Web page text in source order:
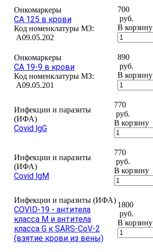
Онкомаркеры
CA 125 в крови
Код номенклатуры МЗ:
A09.05.202
700
руб.
В корзину
Онкомаркеры
CA 19-9 в крови
Код номенклатуры МЗ:
A09.05.201
890
руб.
В корзину
Инфекции и паразиты
(ИФА)
Covid lgG
770
руб.
В корзину
Инфекции и паразиты
(ИФА)
Covid lgM
770
руб.
В корзину
Инфекции и паразиты (ИФА)
COVID-19 - антитела
класса M и антитела
класса G к SARS-CoV-2
(взятие крови из вены)
1800
руб.
В корзину